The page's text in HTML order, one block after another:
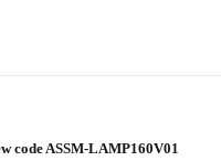
code ASSM-LAMP160V01